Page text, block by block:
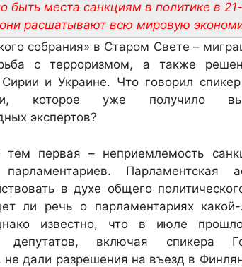
быть места санкциям в политике в
расшатывают всю мировую
собрания» в Старом Свете –
с терроризмом, а также
и Украине. Что говорил
которое уже получило
экспертов?
тем первая – неприемлемость
парламентариев. Парламентская
в духе общего
ли речь о парламентариях какой-
известно, что в июле
депутатов, включая спикера
дали разрешения на въезд в